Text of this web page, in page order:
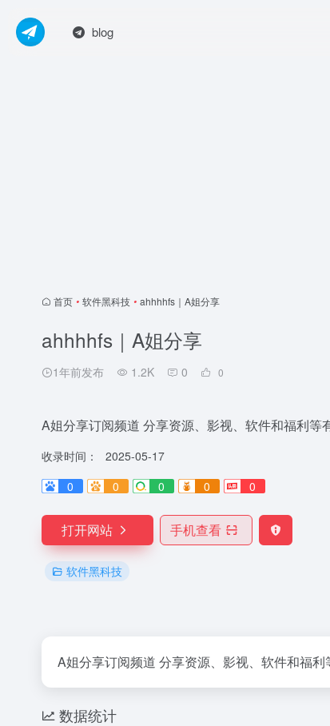
blog
首页 • 软件黑科技 • ahhhhfs｜A姐分享
ahhhhfs｜A姐分享
1年前发布 1.2K 0 0
A姐分享订阅频道 分享资源、影视、软件和福利
收录时间：
2025-05-17
0
0 0 0 0
打开网站 手机查看
软件黑科技
A姐分享订阅频道 分享资源、影视、软件和福
数据统计